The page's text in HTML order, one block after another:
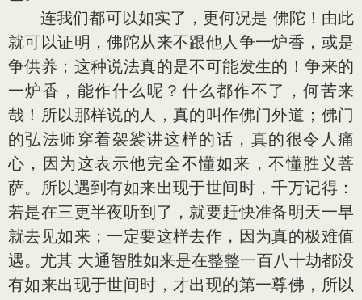
连我们都可以如实了，更何况是 佛陀！由此
就可以证明，佛陀从来不跟他人争一炉香，或是
争供养；这种说法真的是不可能发生的！争来的
一炉香，能作什么呢？什么都作不了，何苦来
哉！所以那样说的人，真的叫作佛门外道；佛门
的弘法师穿着袈裟讲这样的话，真的很令人痛
心，因为这表示他完全不懂如来，不懂胜义菩
萨。所以遇到有如来出现于世间时，千万记得：
若是在三更半夜听到了，就要赶快准备明天一早
就去见如来；一定要这样去作，因为真的极难值
遇。尤其 大通智胜如来是在整整一百八十劫都没
有如来出现于世间时，才出现的第一尊佛，所以